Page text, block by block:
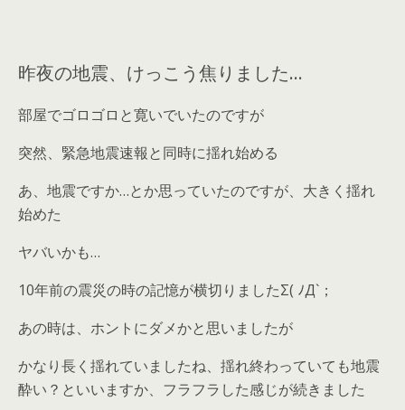
昨夜の地震、けっこう焦りました…
部屋でゴロゴロと寛いでいたのですが
突然、緊急地震速報と同時に揺れ始める
あ、地震ですか…とか思っていたのですが、大きく揺れ
始めた
ヤバいかも…
10年前の震災の時の記憶が横切りましたΣ( ﾉД`；
あの時は、ホントにダメかと思いましたが
かなり長く揺れていましたね、揺れ終わっていても地震
酔い？といいますか、フラフラした感じが続きました